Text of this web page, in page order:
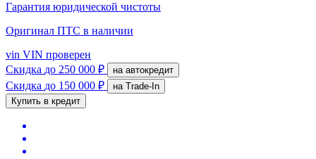
Гарантия юридической чистоты
Оригинал ПТС в наличии
vin VIN проверен
Скидка до 250 000 ₽ на автокредит
Скидка до 150 000 ₽
на Trade-In
Купить в кредит